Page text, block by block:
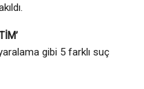
gibi 5 farklı suç